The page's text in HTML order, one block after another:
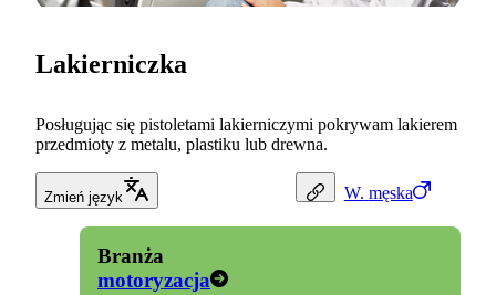
W. męska
Lakierniczka
Posługując się pistoletami lakierniczymi pokrywam lakierem
przedmioty z metalu, plastiku lub drewna.
Zmień język
Branża
motoryzacja